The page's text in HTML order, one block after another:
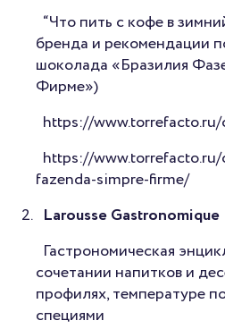
“Что пить с кофе в
бренда и рекомендации
шоколада «Бразилия
Фирме»)
https://
https://
fazenda-simpre-firme/
Larousse Gastronomique
Гастрономическая
сочетании напитков и
профилях, температуре
специями